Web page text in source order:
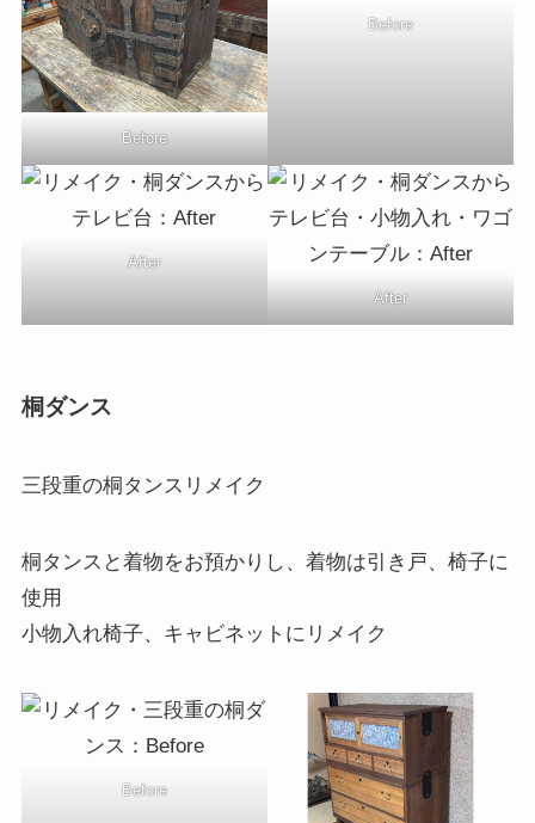
Before
Before
After
After
桐ダンス
三段重の桐タンスリメイク
桐タンスと着物をお預かりし、着物は引き戸、椅子に
使用
小物入れ椅子、キャビネットにリメイク
Before